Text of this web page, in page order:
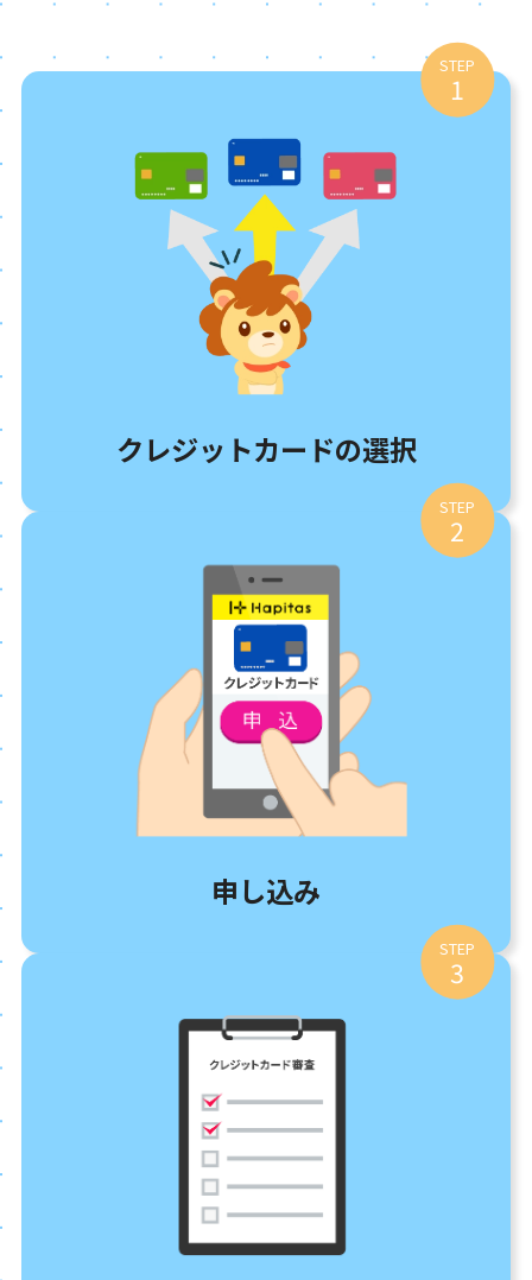
STEP
1
クレジットカードの選択
STEP
2
申し込み
STEP
3